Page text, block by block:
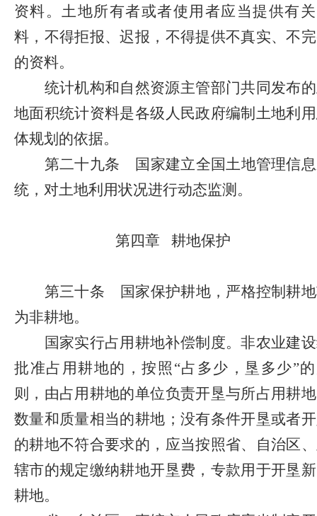
资料。土地所有者或者使用者应当提供有
料，不得拒报、迟报，不得提供不真实、不
的资料。
统计机构和自然资源主管部门共同发布
地面积统计资料是各级人民政府编制土地利
体规划的依据。
第二十九条
国家建立全国土地管理信
统，对土地利用状况进行动态监测。
第四章 耕地保护
第三十条
国家保护耕地，严格控制耕
为非耕地。
国家实行占用耕地补偿制度。非农业建
批准占用耕地的，按照 “占多少，垦多少”
则，由占用耕地的单位负责开垦与所占用耕
数量和质量相当的耕地；没有条件开垦或者
的耕地不符合要求的，应当按照省、自治区
辖市的规定缴纳耕地开垦费，专款用于开垦
耕地。